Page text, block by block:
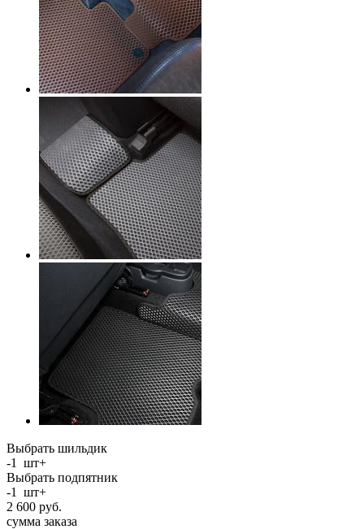
Выбрать шильдик
-1 шт+
Выбрать подпятник
-1 шт+
2 600 руб.
сумма заказа